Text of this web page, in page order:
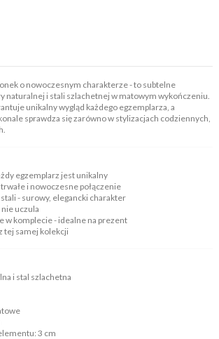
o nowoczesnym charakterze - to subtelne
naturalnej i stali szlachetnej w matowym wykończeniu.
unikalny wygląd każdego egzemplarza, a
sprawdza się zarówno w stylizacjach codziennych,
egzemplarz jest unikalny
i nowoczesne połączenie
- surowy, elegancki charakter
uczula
w komplecie - idealne na prezent
tej samej kolekcji
i stal szlachetna
3 cm